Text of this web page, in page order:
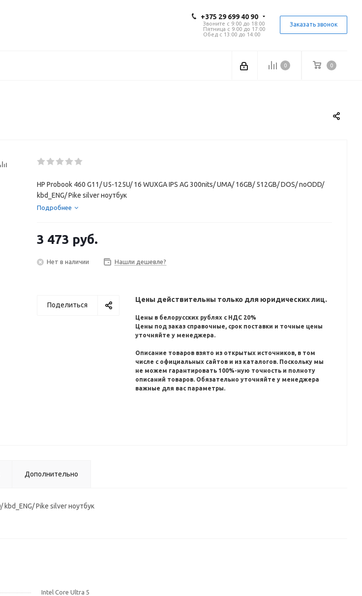
+375 29 699 40 90
Звоните с 9:00 до 18:00
Пятница с 9:00 до 17:00
Обед с 13:00 до 14:00
Заказать звонок
0 0
HP Probook 460 G11/ U5-125U/ 16 WUXGA IPS AG 300nits/ UMA/ 16GB/ 512GB/ DOS/ noODD/
kbd_ENG/ Pike silver ноутбук
Подробнее
3 473 руб.
Нет в наличии Нашли дешевле?
Поделиться
Цены действительны только для юридических лиц.
Цены в белорусских рублях с НДС 20%
Цены под заказ справочные, срок поставки и точные цены
уточняйте у менеджера.
Описание товаров взято из открытых источников, в том
числе с официальных сайтов и из каталогов. Поскольку мы
не можем гарантировать 100%-ную точность и полноту
описаний товаров. Обязательно уточняйте у менеджера
важные для вас параметры.
Дополнительно
kbd_ENG/ Pike silver ноутбук
Intel Core Ultra 5